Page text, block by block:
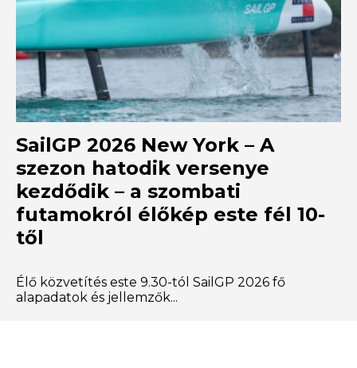
SailGP 2026 New York – A
szezon hatodik versenye
kezdődik – a szombati
futamokról élőkép este fél 10-
től
Élő közvetítés este 9.30-tól SailGP 2026 fő
alapadatok és jellemzők...